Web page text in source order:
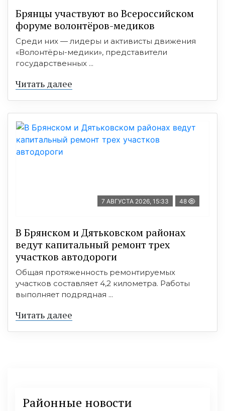
Брянцы участвуют во Всероссийском
форуме волонтёров-медиков
Среди них — лидеры и активисты движения
«Волонтёры-медики», представители
государственных ...
Читать далее
7 АВГУСТА 2026, 15:33 48
В Брянском и Дятьковском районах
ведут капитальный ремонт трех
участков автодороги
Общая протяженность ремонтируемых
участков составляет 4,2 километра. Работы
выполняет подрядная ...
Читать далее
Районные новости